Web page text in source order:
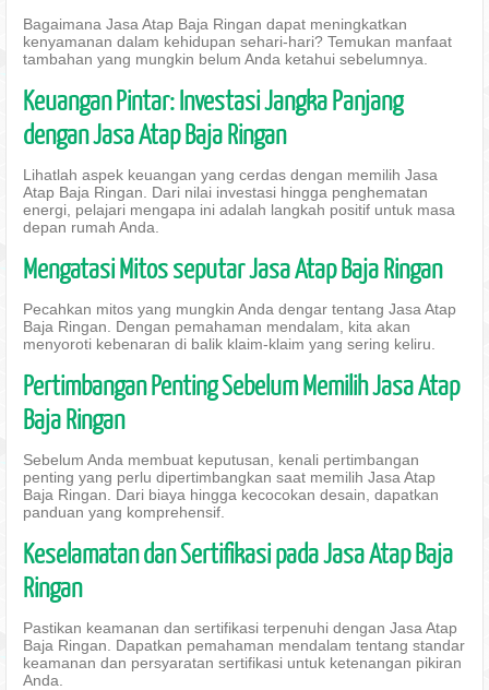
Bagaimana Jasa Atap Baja Ringan dapat meningkatkan
kenyamanan dalam kehidupan sehari-hari? Temukan manfaat
tambahan yang mungkin belum Anda ketahui sebelumnya.
Keuangan Pintar: Investasi Jangka Panjang
dengan Jasa Atap Baja Ringan
Lihatlah aspek keuangan yang cerdas dengan memilih Jasa
Atap Baja Ringan. Dari nilai investasi hingga penghematan
energi, pelajari mengapa ini adalah langkah positif untuk masa
depan rumah Anda.
Mengatasi Mitos seputar Jasa Atap Baja Ringan
Pecahkan mitos yang mungkin Anda dengar tentang Jasa Atap
Baja Ringan. Dengan pemahaman mendalam, kita akan
menyoroti kebenaran di balik klaim-klaim yang sering keliru.
Pertimbangan Penting Sebelum Memilih Jasa Atap
Baja Ringan
Sebelum Anda membuat keputusan, kenali pertimbangan
penting yang perlu dipertimbangkan saat memilih Jasa Atap
Baja Ringan. Dari biaya hingga kecocokan desain, dapatkan
panduan yang komprehensif.
Keselamatan dan Sertifikasi pada Jasa Atap Baja
Ringan
Pastikan keamanan dan sertifikasi terpenuhi dengan Jasa Atap
Baja Ringan. Dapatkan pemahaman mendalam tentang standar
keamanan dan persyaratan sertifikasi untuk ketenangan pikiran
Anda.